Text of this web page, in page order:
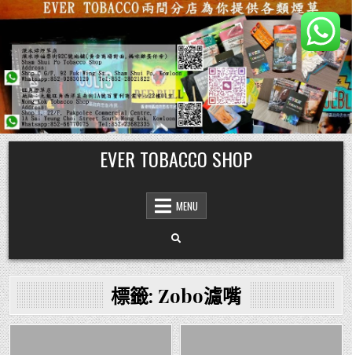
Skip
to
content
EVER TOBACCO SHOP
MENU
標籤: Zobo濾嘴